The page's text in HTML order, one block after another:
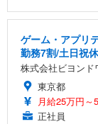
ゲーム・アプリ
勤務7割/土日祝
株式会社ビヨンド
東京都
月給25万円～
正社員